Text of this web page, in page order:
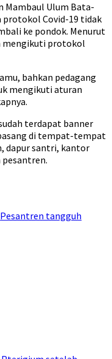
Mambaul Ulum Bata-
protokol Covid-19 tidak
ke pondok. Menurut
mengikuti protokol
bahkan pedagang
mengikuti aturan
terdapat banner
di tempat-tempat
dapur santri, kantor
pesantren.
Pesantren tangguh